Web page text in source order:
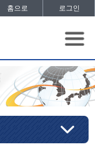
홈으로 로그인